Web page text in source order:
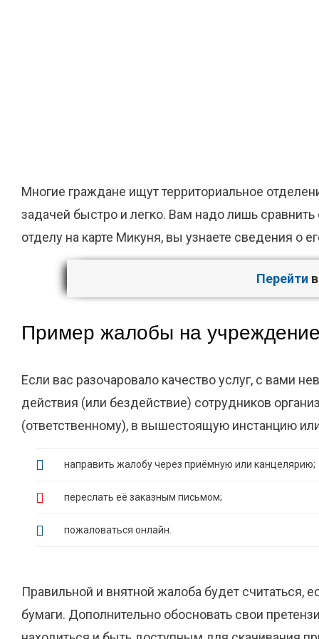
Многие граждане ищут территориальное
задачей быстро и легко. Вам надо лишь
отделу на карте Микуня, вы узнаете сведения о
Перейти
Пример жалобы на
Если вас разочаровало качество услуг, с вами
действия (или бездействие) сотрудников
(ответственному), в вышестоящую инстанцию
направить жалобу через приёмную или канцелярию;
переслать её заказным письмом;
пожаловаться онлайн.
Правильной и внятной жалоба будет
бумаги. Дополнительно обосновать свои